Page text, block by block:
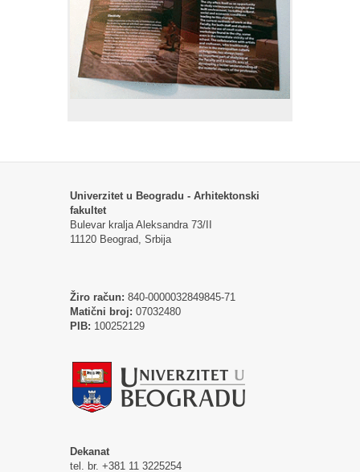
Univerzitet u Beogradu - Arhitektonski
fakultet
Bulevar kralja Aleksandra 73/II
11120 Beograd, Srbija
Žiro račun: 840-0000032849845-71
Matični broj: 07032480
PIB: 100252129
Dekanat
tel. br. +381 11 3225254